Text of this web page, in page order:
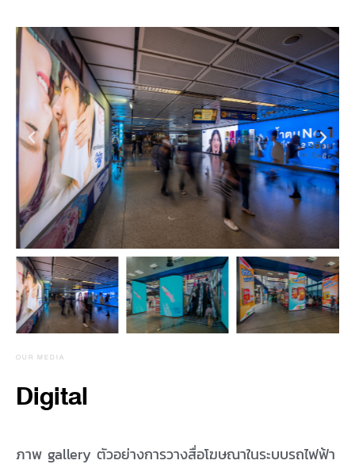
OUR MEDIA
Digital
ภาพ gallery ตัวอย่างการวางสื่อโฆษณาในระบบรถไฟฟ้า